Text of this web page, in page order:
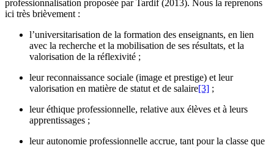
professionnalisation proposée par Tardif (2013). Nous la reprenons
ici très brièvement :
l’universitarisation de la formation des enseignants, en lien
avec la recherche et la mobilisation de ses résultats, et la
valorisation de la réflexivité ;
leur reconnaissance sociale (image et prestige) et leur
valorisation en matière de statut et de salaire[3] ;
leur éthique professionnelle, relative aux élèves et à leurs
apprentissages ;
leur autonomie professionnelle accrue, tant pour la classe que